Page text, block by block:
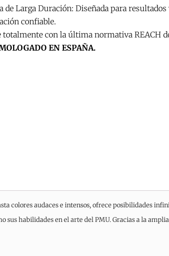
de Larga Duración: Diseñada para
confiable.
totalmente con la última normativa REACH
EN ESPAÑA.
colores audaces e intensos, ofrece posibilidades
habilidades en el arte del PMU. Gracias a la